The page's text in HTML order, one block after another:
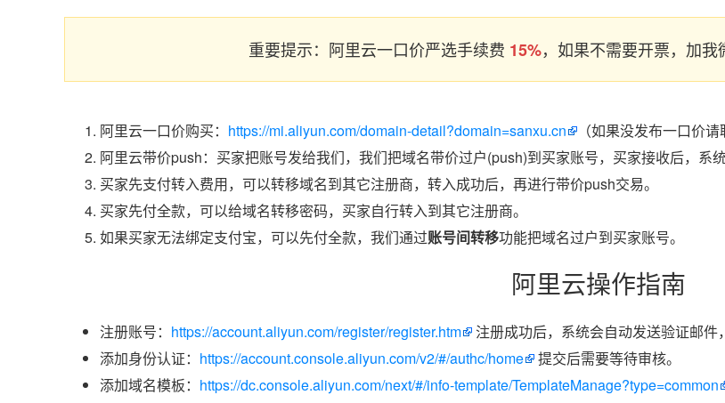
重要提示：阿里云一口价严选手续费 15%，如果不需要开票，加
阿里云一口价购买： https://mi.aliyun.com/domain-detail?domain=sanxu.cn
（如果没发布一口价
阿里云带价push：买家把账号发给我们，我们把域名带价过户(push)到买家账号，买家接收后，系
买家先支付转入费用，可以转移域名到其它注册商，转入成功后，再进行带价push交易。
买家先付全款，可以给域名转移密码，买家自行转入到其它注册商。
如果买家无法绑定支付宝，可以先付全款，我们通过账号间转移功能把域名过户到买家账号。
阿里云操作指南
注册账号： https://account.aliyun.com/register/register.htm
注册成功后，系统会自动发送验证邮件
添加身份认证： https://account.console.aliyun.com/v2/#/authc/home
提交后需要等待审核。
添加域名模板： https://dc.console.aliyun.com/next/#/info-template/TemplateManage?type=common